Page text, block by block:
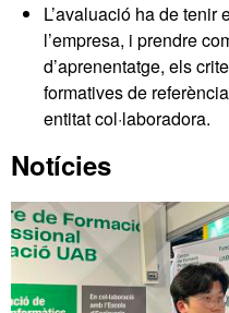
L’avaluació ha de tenir
l’empresa, i prendre
d’aprenentatge, els
formatives de
entitat col·laboradora.
Informació
complementària
Notícies